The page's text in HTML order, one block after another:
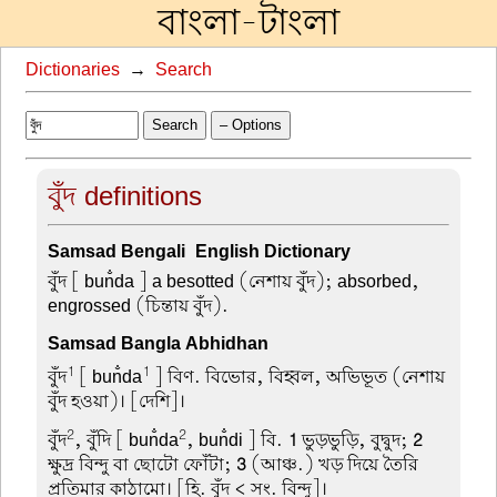
বাংলা-টাংলা
Dictionaries → Search
Search – Options
বুঁদ definitions
Samsad Bengali-English Dictionary
বুঁদ[ bun̐da ] a besotted (নেশায় বুঁদ); absorbed,
engrossed (চিন্তায় বুঁদ).
Samsad Bangla Abhidhan
বুঁদ1 [ bun̐da1
] বিণ. বিভোর, বিহ্বল, অভিভূত (নেশায়
বুঁদ হওয়া)। [দেশি]।
বুঁদ2, বুঁদি[ bun̐da2, bun̐di ] বি. 1 ভুড়ভুড়ি, বুদ্বুদ; 2
ক্ষুদ্র বিন্দু বা ছোটো ফোঁটা; 3 (আঞ্চ.) খড় দিয়ে তৈরি
প্রতিমার কাঠামো। [হি. বুঁদ < সং. বিন্দু]।